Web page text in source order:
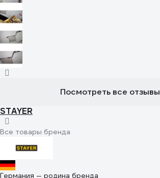
Посмотреть все отзывы
STAYER
Все товары бренда
Германия — родина бренда